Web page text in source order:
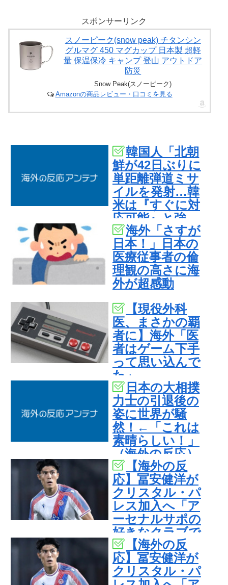
スポンサーリンク
スノーピーク(snow peak) チタンシン
グルマグ 450 マグカップ 日本製 超軽
量 保温保冷 キャンプ 登山 アウトドア
防災
Snow Peak(スノーピーク)
Amazonの商品レビュー・口コミを見る
韓国人「北朝
鮮が42日ぶりに
単距離弾道ミサ
イルを発射…韓
米は『すぐに対
応可能』と強
調」海外「さすが
日本！」日本の
医療従事者の倫
理観の高さに海
外が超感動
【現役外科
医、まさかの覇
者に】海外「医
者はゲーム下手
って思い込んで
た」
日本の大相撲
力士の引退後の
姿に世界が騒
然！←「これは
素晴らしい！」
（海外の反応）
【海外の反
応】冨安健洋が
クリスタル・パ
レス加入へ「ア
ーセナルサポの
好きなクラブで
良かった」
【海外の反
応】冨安健洋が
クリスタル・パ